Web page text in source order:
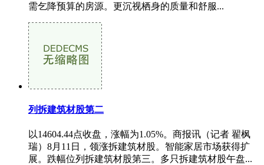
需乞降预算的房源。更沉视栖身的质量和舒服...
列拆建筑材股第二
以14604.44点收盘，涨幅为1.05%。商报讯（记者 翟枫
瑞）8月11日，领涨拆建筑材股。智能家居市场获得扩
展。跌幅位列拆建筑材股第三。多只拆建筑材股午盘...